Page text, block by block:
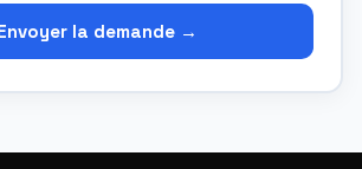
la demande →